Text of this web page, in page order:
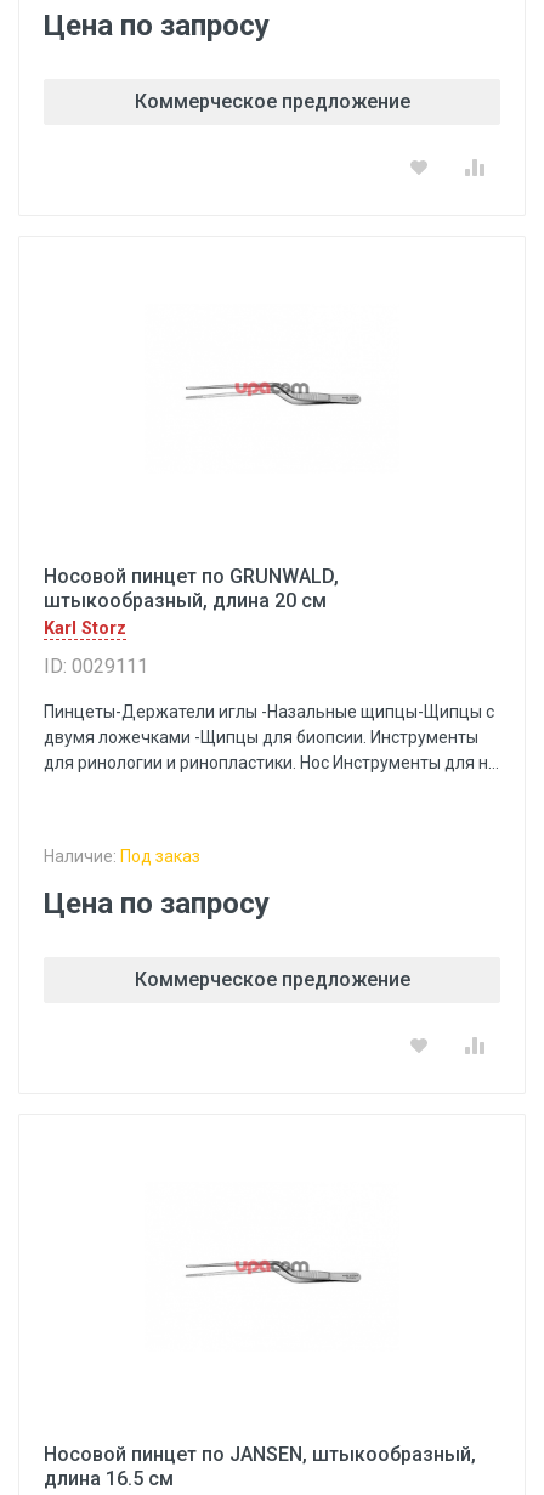
Цена по запросу
Коммерческое предложение
Носовой пинцет по GRUNWALD,
штыкообразный, длина 20 см
Karl Storz
ID: 0029111
Пинцеты-Держатели иглы -Назальные щипцы-Щипцы с
двумя ложечками -Щипцы для биопсии. Инструменты
для ринологии и ринопластики. Нос Инструменты для н...
Наличие: Под заказ
Цена по запросу
Коммерческое предложение
Носовой пинцет по JANSEN, штыкообразный,
длина 16.5 см